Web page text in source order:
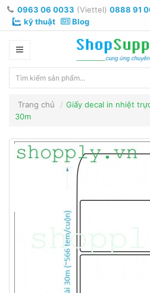
0963 06 0033 (Viettel) 0888 91
kỹ thuật
Blog
Trang chủ
Giấy decal in nhiệt
30m